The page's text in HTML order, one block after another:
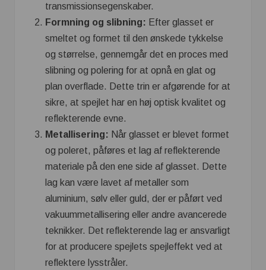
transmissionsegenskaber.
Formning og slibning: Efter glasset er
smeltet og formet til den ønskede tykkelse
og størrelse, gennemgår det en proces med
slibning og polering for at opnå en glat og
plan overflade. Dette trin er afgørende for at
sikre, at spejlet har en høj optisk kvalitet og
reflekterende evne.
Metallisering: Når glasset er blevet formet
og poleret, påføres et lag af reflekterende
materiale på den ene side af glasset. Dette
lag kan være lavet af metaller som
aluminium, sølv eller guld, der er påført ved
vakuummetallisering eller andre avancerede
teknikker. Det reflekterende lag er ansvarligt
for at producere spejlets spejleffekt ved at
reflektere lysstråler.